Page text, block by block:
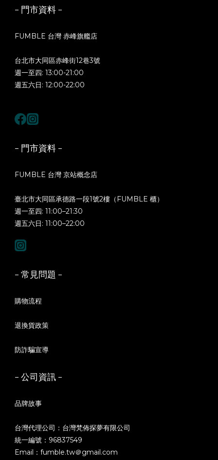
- 門市資料 -
FUMBLE 台灣 赤峰旗艦店
台北市大同區赤峰街12巷3號
週一至四: 13:00-21:00
週五六日: 12:00-22:00
- 門市資料 -
FUMBLE 台灣 京站概念店
臺北市大同區承德路一段1號2樓（FUMBLE 櫃）
週一至四: 11:00–21:30
週五六日: 11:00–22:00
- 常見問題 -
購物流程
退換貨政策
防詐騙宣導
- 公司資訊 -
品牌故事
台灣代理公司：台灣梵佈探夢有限公司
統一編號：96837549
Email：fumble.tw＠gmail.com